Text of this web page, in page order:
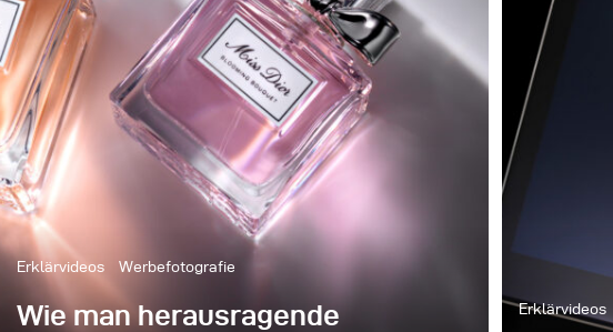
Erklärvideos Werbefotografie
Wie man herausragende
Erklärvideos